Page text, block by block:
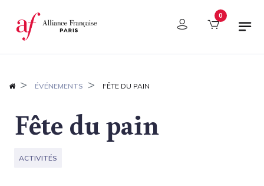
Panneau de gestion des cookies 0
ÉVÉNEMENTS FÊTE DU PAIN
Fête du pain
ACTIVITÉS